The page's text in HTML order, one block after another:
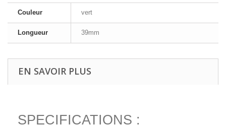
Couleur vert
Longueur 39mm
EN SAVOIR PLUS
SPECIFICATIONS :